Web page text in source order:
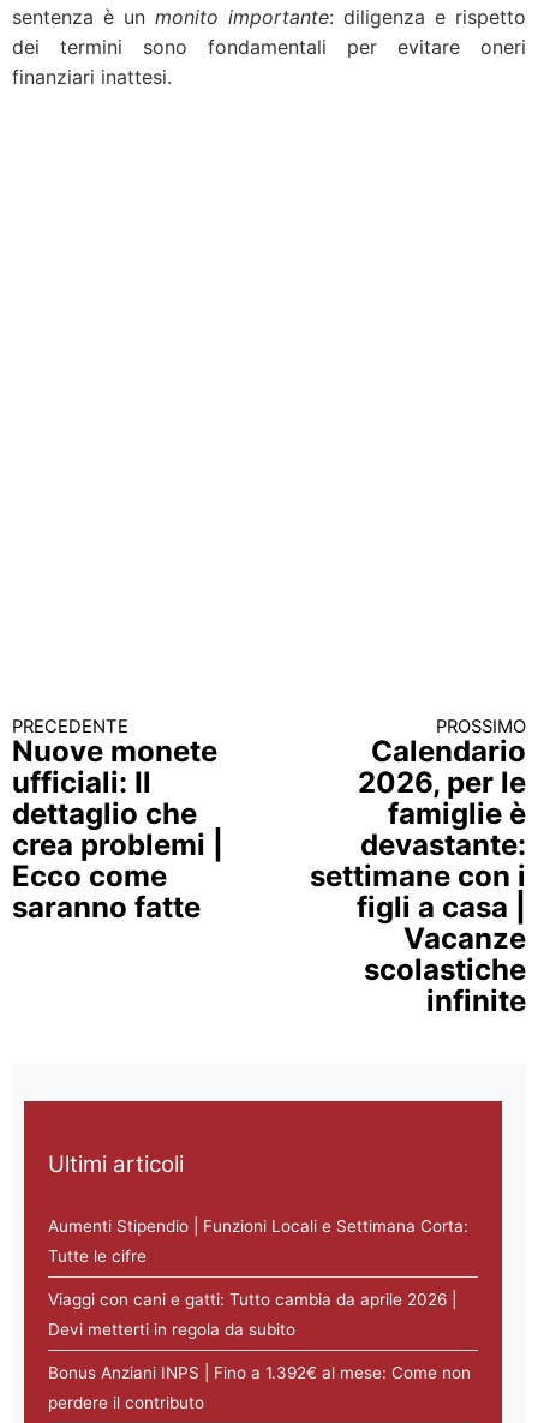
sentenza è un monito importante: diligenza e rispetto
dei termini sono fondamentali per evitare oneri
finanziari inattesi.
Continua a leggere
PRECEDENTE
Nuove monete
ufficiali: Il
dettaglio che
crea problemi |
Ecco come
saranno fatte
PROSSIMO
Calendario
2026, per le
famiglie è
devastante:
settimane con i
figli a casa |
Vacanze
scolastiche
infinite
Ultimi articoli
Aumenti Stipendio | Funzioni Locali e Settimana Corta:
Tutte le cifre
Viaggi con cani e gatti: Tutto cambia da aprile 2026 |
Devi metterti in regola da subito
Bonus Anziani INPS | Fino a 1.392€ al mese: Come non
perdere il contributo